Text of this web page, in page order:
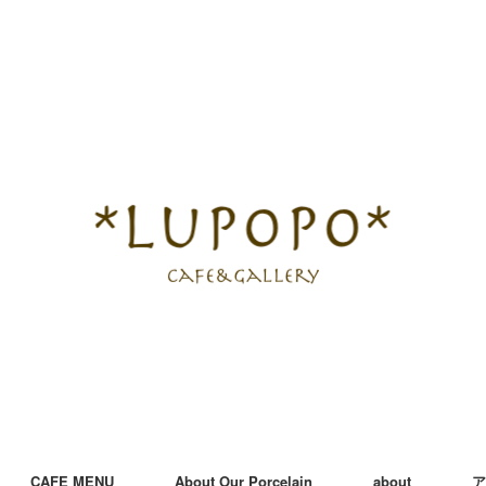
CAFE MENU About Our Porcelain about